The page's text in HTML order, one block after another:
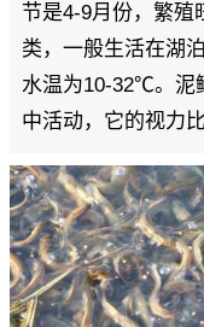
节是4-9月份，繁殖
类，一般生活在湖
水温为10-32℃。泥
中活动，它的视力